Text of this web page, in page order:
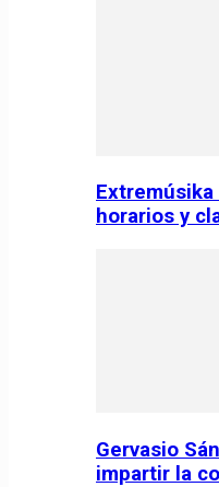
horarios y
Gervasio
impartir la